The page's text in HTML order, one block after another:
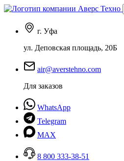
г. Уфа
ул. Деповская площадь, 20Б
air@averstehno.com
Для заказов
WhatsApp
Telegram
MAX
8 800 333-38-51